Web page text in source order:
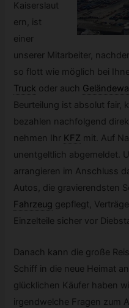
Kaiserslaut
ern, ist
einer
unserer Mitarbeiter,
so flott wie möglich bei
Truck oder auch
Beurteilung ist absolut fair,
bezahlen nachfolgend
nehmen Ihr KFZ mit. Auf
unentgeltlich abgemeldet.
arrangieren im Anschluss
Autos, die gravierendsten
Fahrzeug gepflegt,
Einzelteile sicher vor
Danach kann die große
Schiff in die neue Heimat
glücklichen Käufer haben
irgendwelche Fragen zum